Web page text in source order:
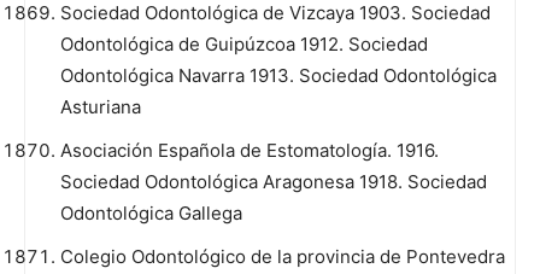
Sociedad Odontológica de Vizcaya 1903. Sociedad
Odontológica de Guipúzcoa 1912. Sociedad
Odontológica Navarra 1913. Sociedad Odontológica
Asturiana
Asociación Española de Estomatología. 1916.
Sociedad Odontológica Aragonesa 1918. Sociedad
Odontológica Gallega
Colegio Odontológico de la provincia de Pontevedra